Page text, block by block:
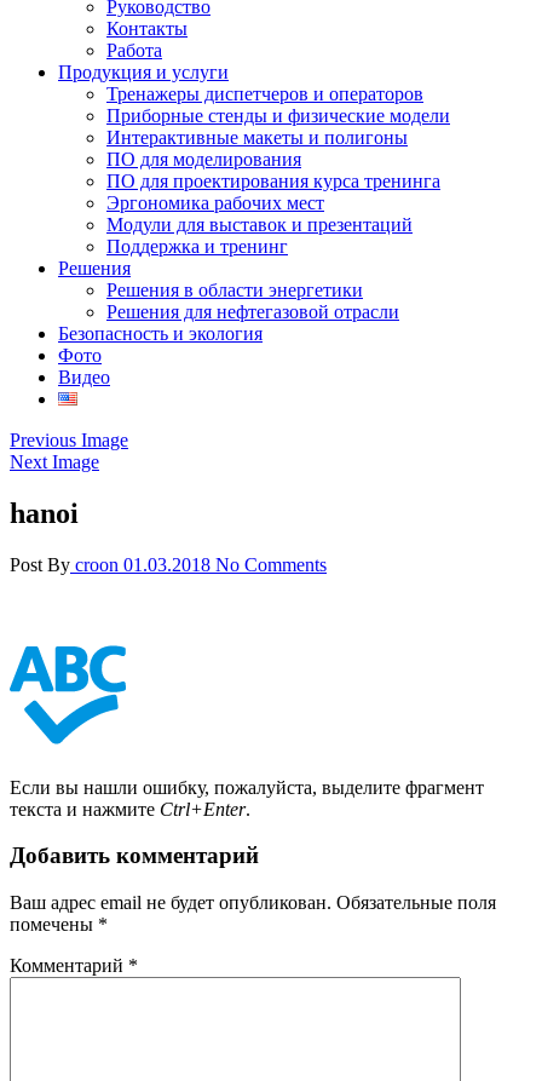
Руководство
Контакты
Работа
Продукция и услуги
Тренажеры диспетчеров и операторов
Приборные стенды и физические модели
Интерактивные макеты и полигоны
ПО для моделирования
ПО для проектирования курса тренинга
Эргономика рабочих мест
Модули для выставок и презентаций
Поддержка и тренинг
Решения
Решения в области энергетики
Решения для нефтегазовой отрасли
Безопасность и экология
Фото
Видео
Previous Image
Next Image
hanoi
Post By croon 01.03.2018 No Comments
Если вы нашли ошибку, пожалуйста, выделите фрагмент
текста и нажмите Ctrl+Enter.
Добавить комментарий
Ваш адрес email не будет опубликован. Обязательные поля
помечены *
Комментарий *